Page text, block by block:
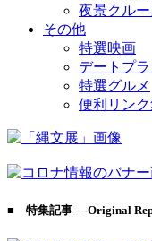
夜景クル
その他
特選映画
デートプ
特選グルメ
便利リン
■ 特集記事 -Original